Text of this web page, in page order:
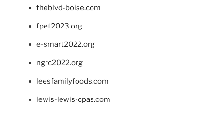
theblvd-boise.com
fpet2023.org
e-smart2022.org
ngrc2022.org
leesfamilyfoods.com
lewis-lewis-cpas.com